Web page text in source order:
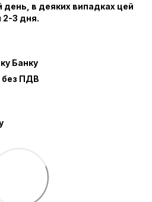
день, в деяких випадках цей
2-3 дня.
Банку
без ПДВ